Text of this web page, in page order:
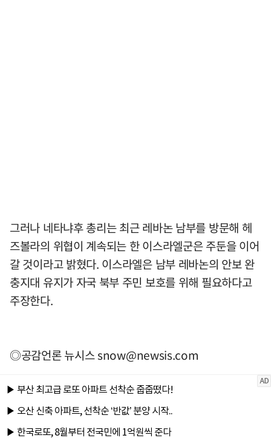
그러나 네타냐후 총리는 최근 레바논 남부를 방문해 헤
즈볼라의 위협이 계속되는 한 이스라엘군은 주둔을 이어
갈 것이라고 밝혔다. 이스라엘은 남부 레바논의 안보 완
충지대 유지가 자국 북부 주민 보호를 위해 필요하다고
주장한다.
◎공감언론 뉴시스snow@newsis.com